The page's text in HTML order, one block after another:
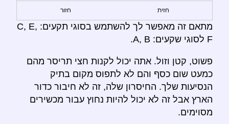
חזית חזור
מתאם זה מאפשר לך להשתמש בסוגי תקעים: C, E,
F לסוגי שקעים: A, B.
פשוט, קטן וזול. אתה יכול לקנות חצי תריסר מהם
כמעט שום כסף והם לא לתפוס מקום בתיק
הנסיעות שלך. החיסרון שלה, זה לא חיבור כדור
הארץ אבל זה לא יכול להיות נחוץ עבור מכשירים
מסוימים.